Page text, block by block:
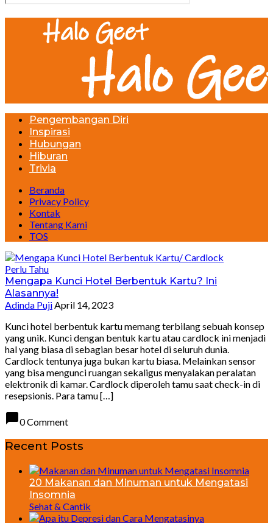
Pengembangan Diri
Inspirasi
Hubungan
Hiburan
Trivia
Beranda
Privacy Policy
Kontak
Tentang Kami
TOS
Perlu Tahu
Mengapa Kunci Hotel Berbentuk Kartu? Ini
Alasannya!
Adinda PujiApril 14, 2023
Kunci hotel berbentuk kartu memang terbilang sebuah konsep
yang unik. Kunci dengan bentuk kartu atau cardlock ini menjadi
hal yang biasa di sebagian besar hotel di seluruh dunia.
Cardlock tentunya juga bukan kartu biasa. Melainkan sensor
yang bisa mengunci ruangan sekaligus menyalakan peralatan
elektronik di kamar. Cardlock diperoleh tamu saat check-in di
resepsionis. Para tamu […]
chat_bubble0 Comment
Recent Posts
20 Makanan dan Minuman untuk Mengatasi
Insomnia
Sehat & Cantik